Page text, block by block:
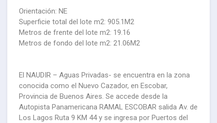
Orientación: NE
Superficie total del lote m2: 905.1M2
Metros de frente del lote m2: 19.16
Metros de fondo del lote m2: 21.06M2
El NAUDIR – Aguas Privadas- se encuentra en la zona
conocida como el Nuevo Cazador, en Escobar,
Provincia de Buenos Aires. Se accede desde la
Autopista Panamericana RAMAL ESCOBAR salida Av. de
Los Lagos Ruta 9 KM 44 y se ingresa por Puertos del